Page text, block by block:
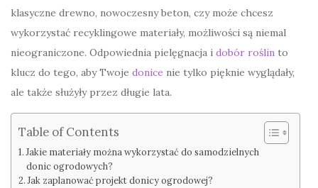
klasyczne drewno, nowoczesny beton, czy może chcesz
wykorzystać recyklingowe materiały, możliwości są niemal
nieograniczone. Odpowiednia pielęgnacja i dobór roślin to
klucz do tego, aby Twoje donice nie tylko pięknie wyglądały,
ale także służyły przez długie lata.
Table of Contents
Jakie materiały można wykorzystać do samodzielnych
donic ogrodowych?
Jak zaplanować projekt donicy ogrodowej?